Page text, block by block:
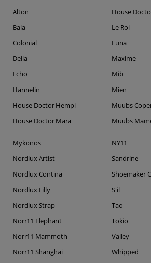
Alton
Bala
Colonial
Delia
Echo
Hannelin
House Doctor Hempi
House Doctor Mara
House
Le Roi
Luna
Maxime
Mib
Mien
Muubs
Muubs
Mykonos
Nordlux Artist
Nordlux Contina
Nordlux Lilly
Nordlux Strap
Norr11 Elephant
Norr11 Mammoth
Norr11 Shanghai
NY11
Sandrine
Shoemaker
S'il
Tao
Tokio
Valley
Whipped